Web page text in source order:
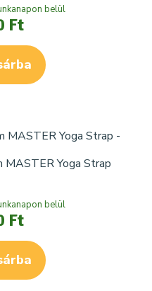
belül
Ft
MASTER Yoga Strap
belül
Ft